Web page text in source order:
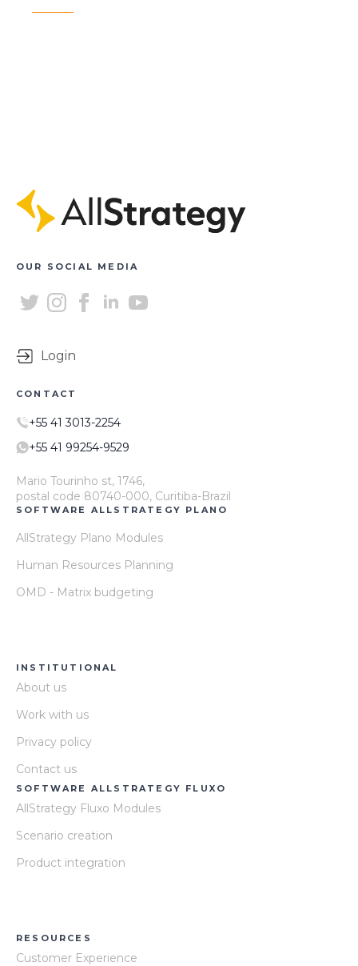
OUR SOCIAL MEDIA
Login
CONTACT
+55 41 3013-2254
+55 41 99254-9529
Mario Tourinho st, 1746,
postal code 80740-000, Curitiba-Brazil
SOFTWARE ALLSTRATEGY PLANO
AllStrategy Plano Modules
Human Resources Planning
OMD - Matrix budgeting
INSTITUTIONAL
About us
Work with us
Privacy policy
Contact us
SOFTWARE ALLSTRATEGY FLUXO
AllStrategy Fluxo Modules
Scenario creation
Product integration
RESOURCES
Customer Experience